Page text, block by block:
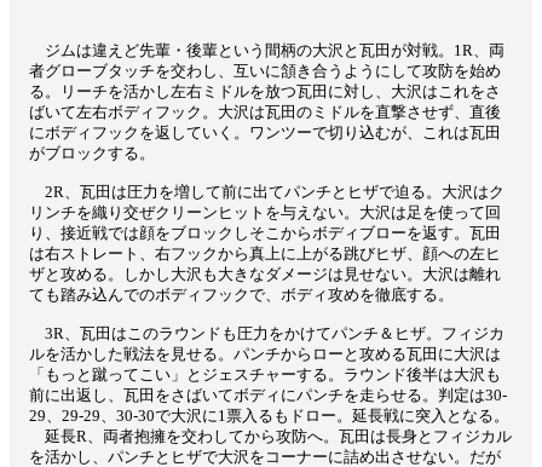
ジムは違えど先輩・後輩という間柄の大沢と瓦田が対戦。1R、両
者グローブタッチを交わし、互いに頷き合うようにして攻防を始め
る。リーチを活かし左右ミドルを放つ瓦田に対し、大沢はこれをさ
ばいて左右ボディフック。大沢は瓦田のミドルを直撃させず、直後
にボディフックを返していく。ワンツーで切り込むが、これは瓦田
がブロックする。
2R、瓦田は圧力を増して前に出てパンチとヒザで迫る。大沢はク
リンチを織り交ぜクリーンヒットを与えない。大沢は足を使って回
り、接近戦では顔をブロックしそこからボディブローを返す。瓦田
は右ストレート、右フックから真上に上がる跳びヒザ、顔への左ヒ
ザと攻める。しかし大沢も大きなダメージは見せない。大沢は離れ
ても踏み込んでのボディフックで、ボディ攻めを徹底する。
3R、瓦田はこのラウンドも圧力をかけてパンチ＆ヒザ。フィジカ
ルを活かした戦法を見せる。パンチからローと攻める瓦田に大沢は
「もっと蹴ってこい」とジェスチャーする。ラウンド後半は大沢も
前に出返し、瓦田をさばいてボディにパンチを走らせる。判定は30-
29、29-29、30-30で大沢に1票入るもドロー。延長戦に突入となる。
延長R、両者抱擁を交わしてから攻防へ。瓦田は長身とフィジカル
を活かし、パンチとヒザで大沢をコーナーに詰め出させない。だが